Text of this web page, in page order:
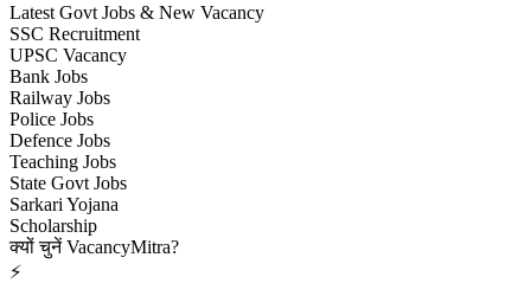
Latest Govt Jobs & New Vacancy
SSC Recruitment
UPSC Vacancy
Bank Jobs
Railway Jobs
Police Jobs
Defence Jobs
Teaching Jobs
State Govt Jobs
Sarkari Yojana
Scholarship
क्यों चुनें VacancyMitra?
⚡